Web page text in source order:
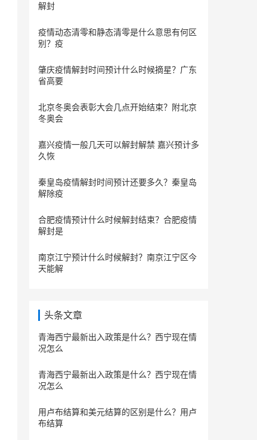
解封
疫情动态清零和静态清零是什么意思有何区
别？疫
肇庆疫情解封时间预计什么时候摘星？广东
省高要
北京冬奥会表彰大会几点开始结束？附北京
冬奥会
嘉兴疫情一般几天可以解封解禁 嘉兴预计多
久恢
秦皇岛疫情解封时间预计还要多久？秦皇岛
解除疫
合肥疫情预计什么时候解封结束？合肥疫情
解封是
南京江宁预计什么时候解封？南京江宁区今
天能解
头条文章
青海西宁最新出入政策是什么？西宁现在情
况怎么
青海西宁最新出入政策是什么？西宁现在情
况怎么
用卢布结算和美元结算的区别是什么？用卢
布结算